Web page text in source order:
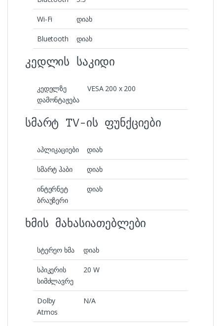
Wi-Fi დიახ
Bluetooth დიახ
კედლის საკიდი
კედელზე
დამონტაჟება
VESA 200 x 200
სმარტ TV-ის ფუნქციები
აპლიკაციები დიახ
სმარტ ჰაბი დიახ
ინტერნეტ
ბრაუზერი
დიახ
ხმის მახასიათებლები
სტერეო ხმა დიახ
სპიკერის
სიმძლავრე
20 W
Dolby
Atmos
N/A